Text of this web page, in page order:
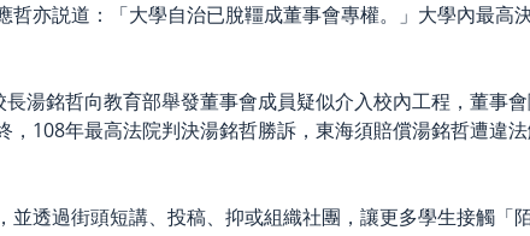
亦説道：「大學自治已脫韁成董事會專權。」大學內最高
湯銘哲向教育部舉發董事會成員疑似介入校內工程，董事
108年最高法院判決湯銘哲勝訴，東海須賠償湯銘哲遭違
透過街頭短講、投稿、抑或組織社團，讓更多學生接觸「